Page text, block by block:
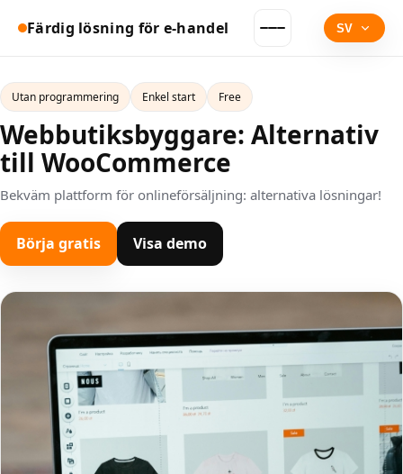
Färdig lösning för e-handel SV
Utan programmering Enkel start Free
Webbutiksbyggare: Alternativ
till WooCommerce
Bekväm plattform för onlineförsäljning: alternativa lösningar!
Börja gratis Visa demo